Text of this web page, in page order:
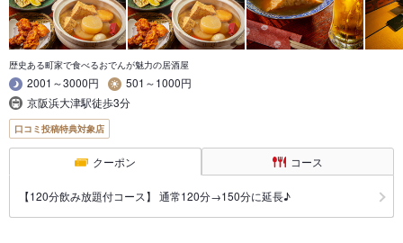
歴史ある町家で食べるおでんが魅力の居酒屋
2001～3000円
501～1000円
京阪浜大津駅徒歩3分
口コミ投稿特典対象店
クーポン コース
【120分飲み放題付コース】 通常120分→150分に延長♪